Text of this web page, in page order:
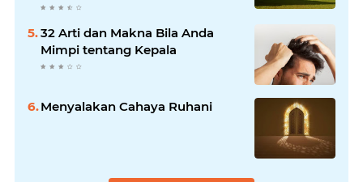
32 Arti dan Makna Bila Anda
Mimpi tentang Kepala
Menyalakan Cahaya Ruhani